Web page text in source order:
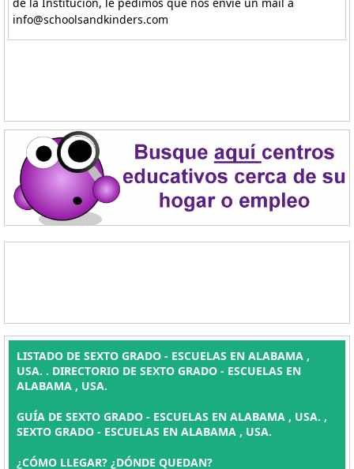
info@schoolsandkinders.com
LISTADO DE SEXTO GRADO - ESCUELAS EN ALABAMA ,
USA. . DIRECTORIO DE SEXTO GRADO - ESCUELAS EN
ALABAMA , USA.
GUÍA DE SEXTO GRADO - ESCUELAS EN ALABAMA , USA. ,
SEXTO GRADO - ESCUELAS EN ALABAMA , USA.
¿CÓMO LLEGAR? ¿DÓNDE QUEDAN?